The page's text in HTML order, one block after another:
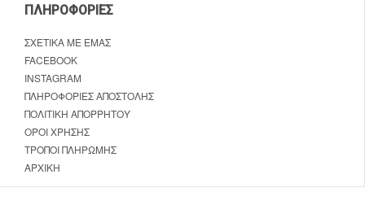
ΠΛΗΡΟΦΟΡΊΕΣ
ΣΧΕΤΙΚΆ ΜΕ ΕΜΆΣ
FACEBOOK
INSTAGRAM
ΠΛΗΡΟΦΟΡΊΕΣ ΑΠΟΣΤΟΛΉΣ
ΠΟΛΙΤΙΚΉ ΑΠΟΡΡΉΤΟΥ
ΌΡΟΙ ΧΡΉΣΗΣ
ΤΡΌΠΟΙ ΠΛΗΡΩΜΉΣ
ΑΡΧΙΚΉ